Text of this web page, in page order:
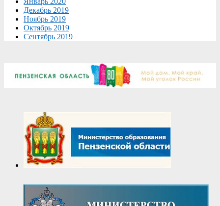
Декабрь 2019
Ноябрь 2019
Октябрь 2019
Сентябрь 2019